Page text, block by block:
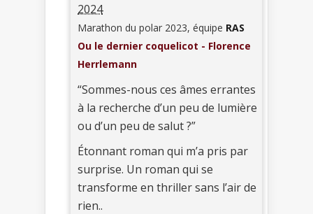
2024
Marathon du polar 2023, équipe RAS
Ou le dernier coquelicot - Florence
Herrlemann
“Sommes-nous ces âmes errantes
à la recherche d’un peu de lumière
ou d’un peu de salut ?”
Étonnant roman qui m’a pris par
surprise. Un roman qui se
transforme en thriller sans l’air de
rien..